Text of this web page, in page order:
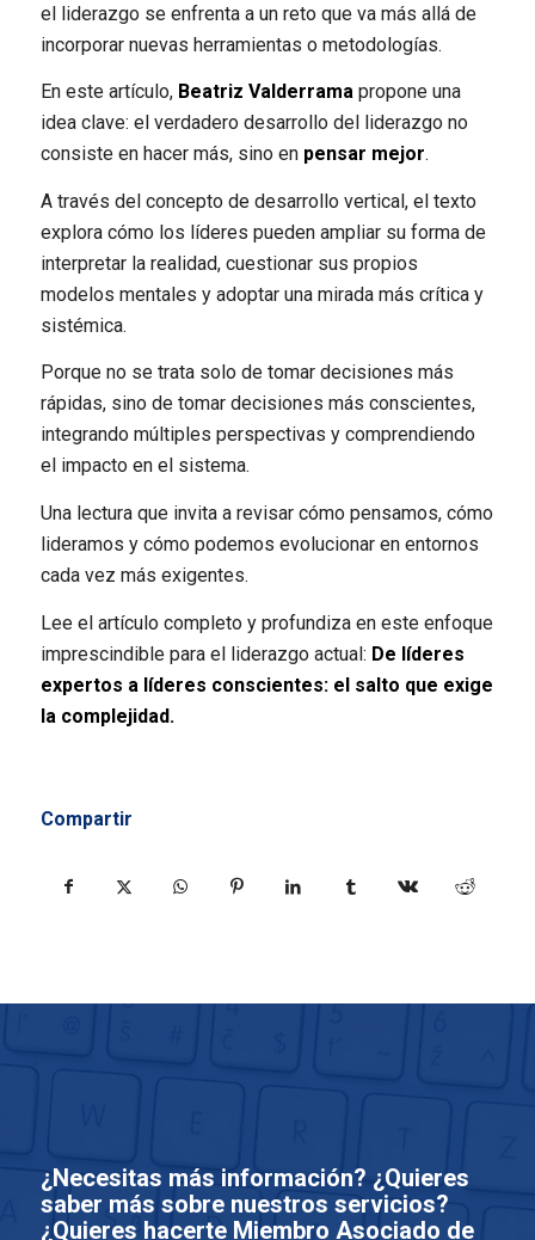
el liderazgo se enfrenta a un reto que va más allá de
incorporar nuevas herramientas o metodologías.
En este artículo, Beatriz Valderramapropone una
idea clave: el verdadero desarrollo del liderazgo no
consiste en hacer más, sino en pensar mejor.
A través del concepto de desarrollo vertical, el texto
explora cómo los líderes pueden ampliar su forma de
interpretar la realidad, cuestionar sus propios
modelos mentales y adoptar una mirada más crítica y
sistémica.
Porque no se trata solo de tomar decisiones más
rápidas, sino de tomar decisiones más conscientes,
integrando múltiples perspectivas y comprendiendo
el impacto en el sistema.
Una lectura que invita a revisar cómo pensamos, cómo
lideramos y cómo podemos evolucionar en entornos
cada vez más exigentes.
Lee el artículo completo y profundiza en este enfoque
imprescindible para el liderazgo actual: De líderes
expertos a líderes conscientes: el salto que exige
la complejidad.
Compartir
¿Necesitas más información? ¿Quieres
saber más sobre nuestros servicios?
¿Quieres hacerte Miembro Asociado de